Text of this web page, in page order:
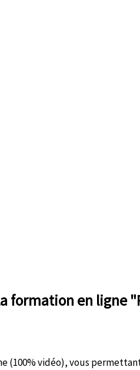
formation en ligne
(100% vidéo), vous